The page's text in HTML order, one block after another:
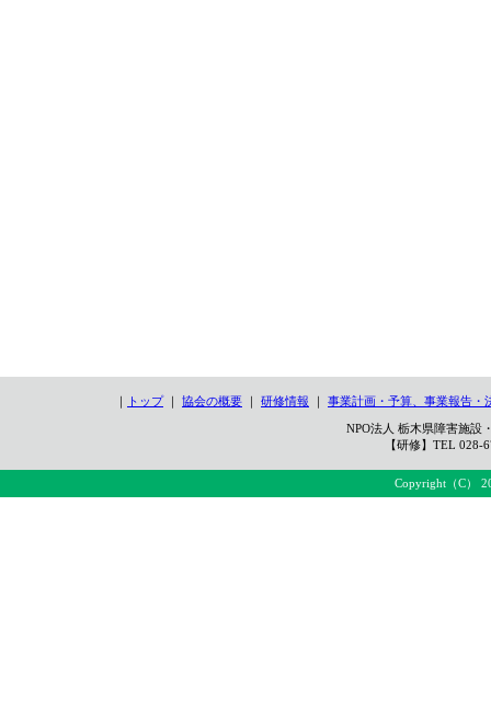
｜ トップ｜ 協会の概要 ｜ 研修情報 ｜ 事業計画・予算、事業報告・
NPO法人 栃木県障害施
【研修】TEL
Copyright（C）